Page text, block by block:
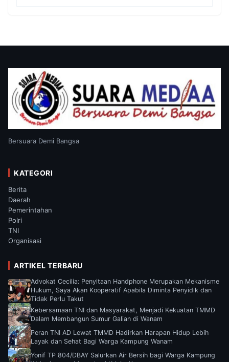
Bersuara Demi Bangsa
KATEGORI
Berita
Daerah
Pemerintahan
Polri
TNI
Organisasi
ARTIKEL TERBARU
Advokat Cecilia: Penyitaan Handphone Merupakan Mekanisme
Hukum, Saya Akan Kooperatif Apabila Diminta Penyidik dan
Tidak Perlu Takut
Kebersamaan TNI dan Masyarakat, Menjadi Kekuatan TMMD
Dalam Membangun Sumur Galian di Wanam
Peran TNI AD Lewat TMMD Hadirkan Harapan Hidup Lebih
Layak dan Sehat Bagi Warga Kampung Wanam
Yonif TP 804/DBAY Salurkan Air Bersih bagi Warga Kampung